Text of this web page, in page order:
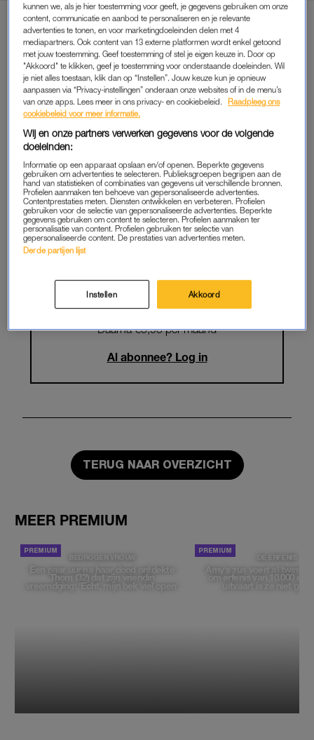
PREMIUM
LEES VERDER MET
PREMIUM
Krijg onbeperkt toegang tot alle
artikelen
Lees LINDA.magazine online
Geniet van te gekke winacties en
lekkere puzzels
Maandelijks opzegbaar
START GRATIS MAAND
Daarna €5,95 per maand
Al abonnee? Log in
TERUG NAAR OVERZICHT
MEER PREMIUM
BEDROGEN VROUW
Een paar uur na haar dood ontdekte
Thom (32) dat zijn vriendin
vreemdging: 'Echt, mijn bek viel open'
DE ERFENIS
Amy’s zus voert al twintig
om erfenis van 10.000
uitvaart is ze niet
kunnen we, als je hier toestemming voor geeft, je gegevens gebruiken om onze
content, communicatie en aanbod te personaliseren en je relevante
advertenties te tonen, en voor marketingdoeleinden delen met 4
mediapartners. Ook content van 13 externe platformen wordt enkel getoond
met jouw toestemming. Geef toestemming of stel je eigen keuze in. Door op
"Akkoord" te klikken, geef je toestemming voor onderstaande doeleinden. Wil
je niet alles toestaan, klik dan op “Instellen”. Jouw keuze kun je opnieuw
aanpassen via “Privacy-instellingen” onderaan onze websites of in de menu’s
van onze apps. Lees meer in ons privacy- en cookiebeleid.
Raadpleeg ons
cookiebeleid voor meer informatie.
Wij en onze partners verwerken gegevens voor de volgende
doeleinden:
Informatie op een apparaat opslaan en/of openen. Beperkte gegevens
gebruiken om advertenties te selecteren. Publieksgroepen begrijpen aan de
hand van statistieken of combinaties van gegevens uit verschillende bronnen.
Profielen aanmaken ten behoeve van gepersonaliseerde advertenties.
Contentprestaties meten. Diensten ontwikkelen en verbeteren. Profielen
gebruiken voor de selectie van gepersonaliseerde advertenties. Beperkte
gegevens gebruiken om content te selecteren. Profielen aanmaken ter
personalisatie van content. Profielen gebruiken ter selectie van
gepersonaliseerde content. De prestaties van advertenties meten.
Derde partijen lijst
Instellen Akkoord